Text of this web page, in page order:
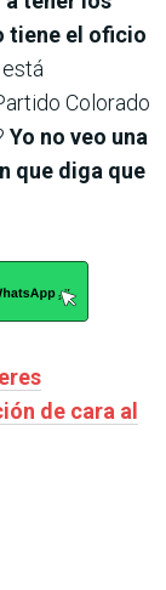
tiene el oficio
está
Colorado
Yo no veo una
que diga que
de cara al